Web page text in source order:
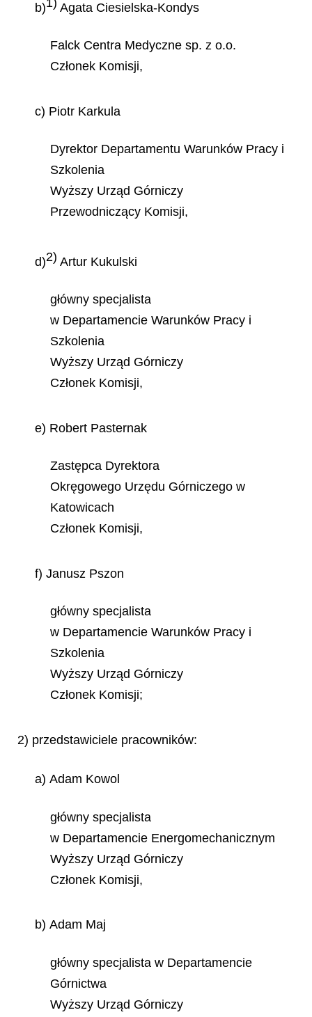
b) Agata Ciesielska-Kondys
Falck Centra Medyczne sp. z o.o.
Członek Komisji,
c) Piotr Karkula
Dyrektor Departamentu Warunków Pracy i
Szkolenia
Wyższy Urząd Górniczy
Przewodniczący Komisji,
d)2) Artur Kukulski
główny specjalista
w Departamencie Warunków Pracy i
Szkolenia
Wyższy Urząd Górniczy
Członek Komisji,
e) Robert Pasternak
Zastępca Dyrektora
Okręgowego Urzędu Górniczego w
Katowicach
Członek Komisji,
f) Janusz Pszon
główny specjalista
w Departamencie Warunków Pracy i
Szkolenia
Wyższy Urząd Górniczy
Członek Komisji;
2) przedstawiciele pracowników:
a) Adam Kowol
główny specjalista
w Departamencie Energomechanicznym
Wyższy Urząd Górniczy
Członek Komisji,
b) Adam Maj
główny specjalista w Departamencie
Górnictwa
Wyższy Urząd Górniczy